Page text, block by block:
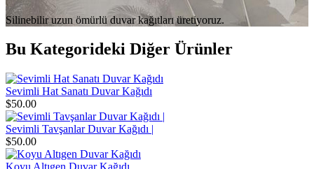
Silinebilir uzun ömürlü duvar kağıtları üretiyoruz.
Bu Kategorideki Diğer Ürünler
Sevimli Hat Sanatı Duvar Kağıdı
$50.00
Sevimli Tavşanlar Duvar Kağıdı |
$50.00